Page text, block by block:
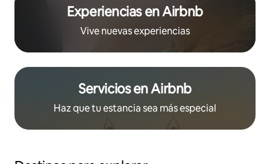
Experiencias en Airbnb
Vive nuevas experiencias
Servicios en Airbnb
Haz que tu estancia sea más especial